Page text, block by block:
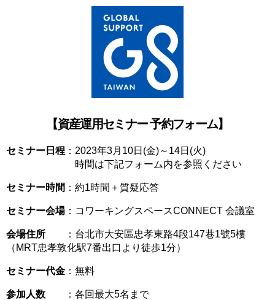
【資産運用セミナー 予約フォーム】
セミナー日程 ：2023年3月10日(金)～14日(火)
時間は下記フォーム内を参照ください
セミナー時間 ：約1時間＋質疑応答
セミナー会場：コワーキングスペースCONNECT 会議室
会場住所 ： 台北市大安區忠孝東路4段147巷1號5樓
（MRT忠孝敦化駅7番出口より徒歩1分）
セミナー代金 ：無料
参加人数 ：各回最大5名まで